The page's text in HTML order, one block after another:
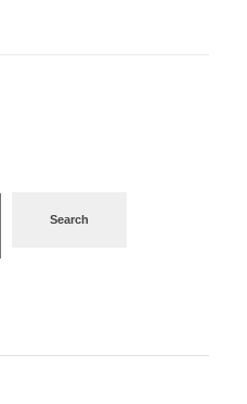
Search